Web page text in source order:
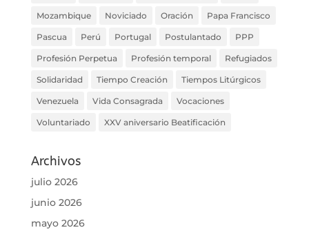
Mozambique Noviciado Oración Papa Francisco
Pascua Perú Portugal Postulantado PPP
Profesión Perpetua Profesión temporal Refugiados
Solidaridad Tiempo Creación Tiempos Litúrgicos
Venezuela Vida Consagrada Vocaciones
Voluntariado XXV aniversario Beatificación
Archivos
julio 2026
junio 2026
mayo 2026